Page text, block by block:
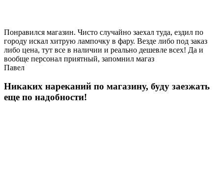
Понравился магазин. Чисто случайно заехал туда, ездил по
городу искал хитрую лампочку в фару. Везде либо под заказ
либо цена, тут все в наличии и реально дешевле всех! Да и
вообще персонал приятный, запомнил магаз
Павел
Никаких нареканий по магазину, буду заезжать
еще по надобности!